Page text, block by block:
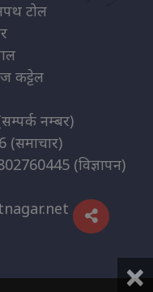
टोल
कट्टेल
नम्बर)
(समाचार)
(विज्ञापन)
×